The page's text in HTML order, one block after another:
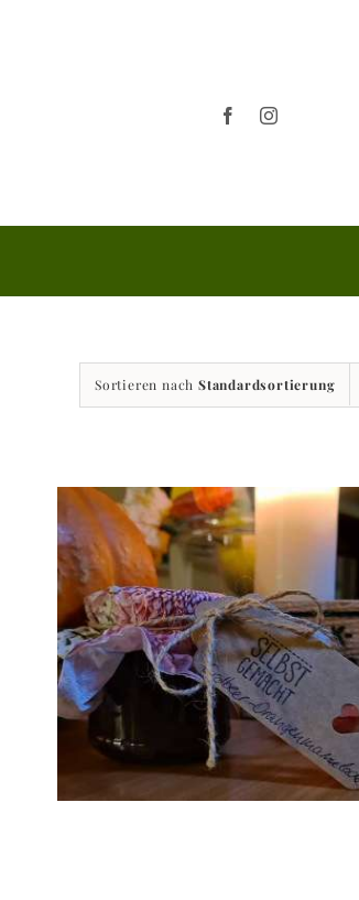
Sortieren nach Standardsortierung